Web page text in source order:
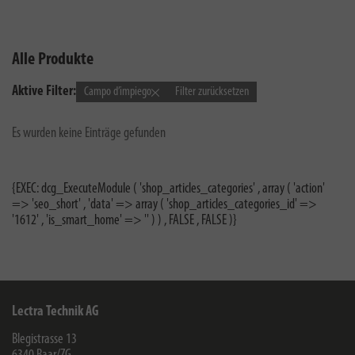
Alle Produkte
Aktive Filter: Campo d’impiego Filter zurücksetzen
Es wurden keine Einträge gefunden
{EXEC: dcg_ExecuteModule ( 'shop_articles_categories' , array ( 'action'
=> 'seo_short' , 'data' => array ( 'shop_articles_categories_id' =>
'1612' , 'is_smart_home' => '' ) ) , FALSE , FALSE )}
Lectra Technik AG
Blegistrasse 13